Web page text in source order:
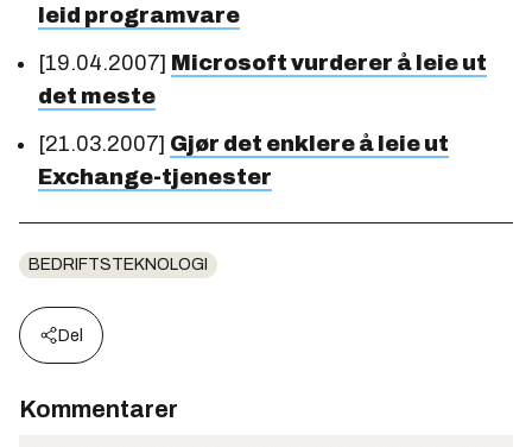
leid programvare
[19.04.2007] Microsoft vurderer å leie ut
det meste
[21.03.2007] Gjør det enklere å leie ut
Exchange-tjenester
BEDRIFTSTEKNOLOGI
Del
Kommentarer